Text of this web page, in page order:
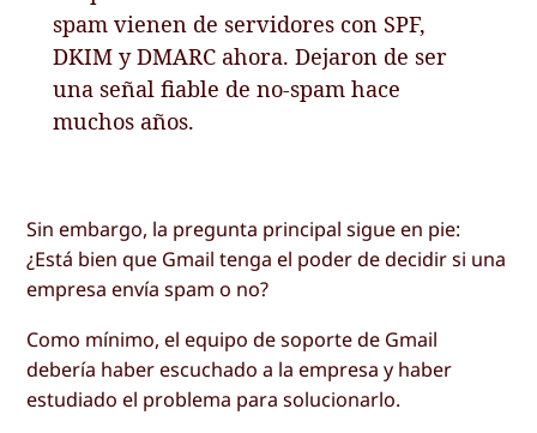
spam vienen de servidores con SPF,
DKIM y DMARC ahora. Dejaron de ser
una señal fiable de no-spam hace
muchos años.
Sin embargo, la pregunta principal sigue en pie:
¿Está bien que Gmail tenga el poder de decidir si una
empresa envía spam o no?
Como mínimo, el equipo de soporte de Gmail
debería haber escuchado a la empresa y haber
estudiado el problema para solucionarlo.